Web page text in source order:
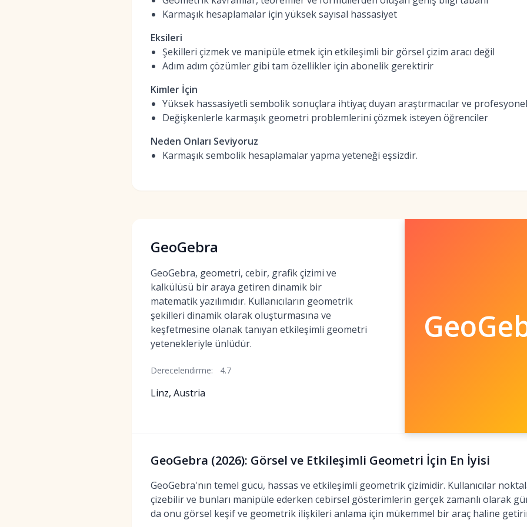
Karmaşık hesaplamalar için yüksek sayısal hassasiyet
Eksileri
Şekilleri çizmek ve manipüle etmek için etkileşimli bir görsel çizim aracı değil
Adım adım çözümler gibi tam özellikler için abonelik gerektirir
Kimler İçin
Yüksek hassasiyetli sembolik sonuçlara ihtiyaç duyan araştırmacılar ve
Değişkenlerle karmaşık geometri problemlerini çözmek isteyen öğrenciler
Neden Onları Seviyoruz
Karmaşık sembolik hesaplamalar yapma yeteneği eşsizdir.
GeoGebra
GeoGebra, geometri, cebir, grafik çizimi ve
kalkülüsü bir araya getiren dinamik bir
matematik yazılımıdır. Kullanıcıların geometrik
şekilleri dinamik olarak oluşturmasına ve
keşfetmesine olanak tanıyan etkileşimli geometri
yetenekleriyle ünlüdür.
Derecelendirme: 4.7
Linz, Austria
GeoGebra (2026): Görsel ve Etkileşimli Geometri İçin En İyisi
GeoGebra'nın temel gücü, hassas ve etkileşimli geometrik çizimidir. Kullanıcılar
çizebilir ve bunları manipüle ederken cebirsel gösterimlerin gerçek zamanlı olarak
da onu görsel keşif ve geometrik ilişkileri anlama için mükemmel bir araç haline